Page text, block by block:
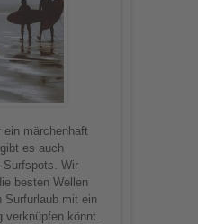
märchenhaft
es auch
Surfspots. Wir
besten Wellen
Surfurlaub mit ein
verknüpfen könnt.